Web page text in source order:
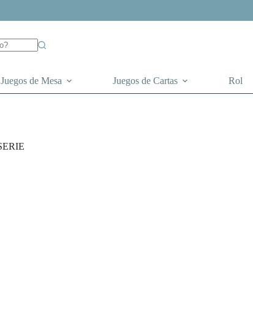
Juegos de Mesa Juegos de Cartas Rol